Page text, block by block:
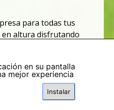
para todas tus
en altura disfrutando
con taladores y
El desbroce de
de terrenos y
forestales, los
en su pantalla
mejor experiencia
Instalar